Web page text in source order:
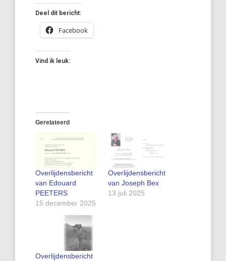
Deel dit bericht:
Facebook
Vind ik leuk:
Gerelateerd
Overlijdensbericht
van Edouard
PEETERS
15 december 2025
Overlijdensbericht
van Joseph Bex
13 juli 2025
Overlijdensbericht